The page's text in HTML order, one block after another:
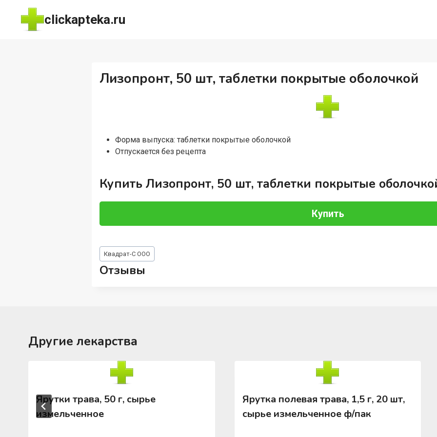
Перейти
содержимому
clickapteka.ru
Лизопронт, 50 шт, таблетки покрытые оболочкой
Форма выпуска: таблетки покрытые оболочкой
Отпускается без рецепта
Купить Лизопронт, 50 шт, таблетки покрытые
Купить
Метки
записи:
Квадрат-С ООО
Отзывы
Другие лекарства
Ярутки трава, 50 г, сырье
измельченное
Ярутка полевая трава, 1,5 г, 20 шт,
сырье измельченное ф/пак